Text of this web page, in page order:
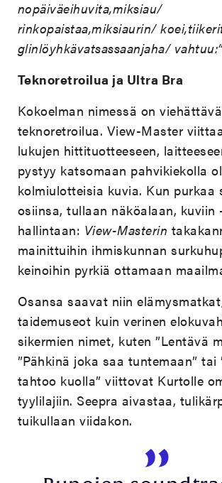
nopäiväeihuvita,miksiau/
rinkopaistaa,miksiaurin/
glinlöyhkävatsassaanjaha/
Teknoretroilua ja Ultra Bra
Kokoelman nimessä on
teknoretroilua. View-Master
lukujen hittituotteeseen,
pystyy katsomaan pahvikiekolla
kolmiulotteisia kuvia. Kun purkaa
osiinsa, tullaan näköalaan, kuviin
hallintaan: View-Masterin
mainittuihin ihmiskunnan
keinoihin pyrkiä ottamaan
Osansa saavat niin
taidemuseot kuin verinen
sikermien nimet, kuten ”Lentävä
”Pähkinä joka saa tuntemaan” tai
tahtoo kuolla” viittovat Kurtolle
tyylilajiin. Seepra aivastaa,
tuikullaan viidakon.